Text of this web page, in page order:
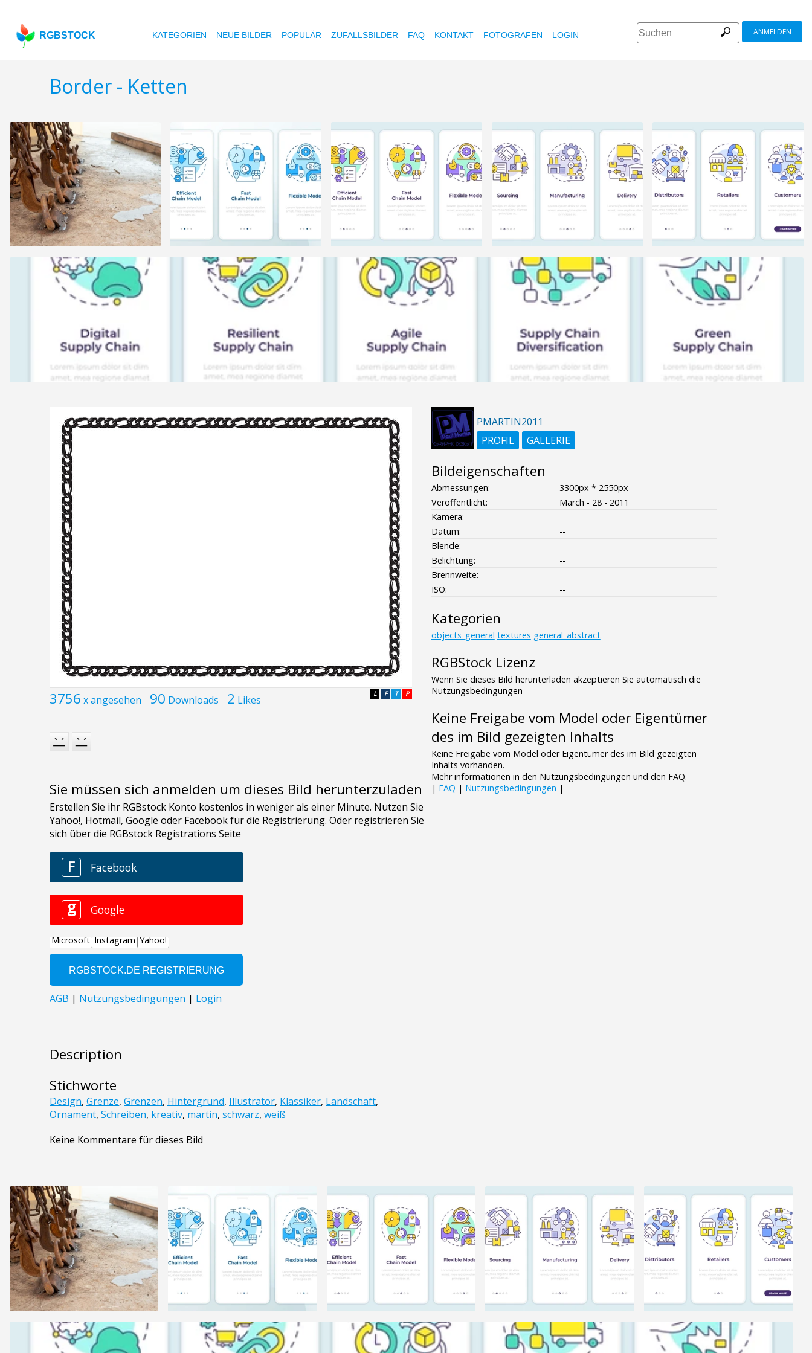
RGBSTOCK KATEGORIEN NEUE BILDER POPULÄR ZUFALLSBILDER FAQ KONTAKT FOTOGRAFEN LOGIN ANMELDEN
Border - Ketten
3756 x angesehen 90 Downloads 2 Likes P
T
F
L
Sie müssen sich anmelden um dieses Bild herunterzuladen
Description
Stichworte
Design, Grenze, Grenzen, Hintergrund, Illustrator, Klassiker, Landschaft,
Ornament, Schreiben, kreativ, martin, schwarz, weiß
Keine Kommentare für dieses Bild
PMARTIN2011
PROFIL
GALLERIE
Bildeigenschaften
Abmessungen:
3300px * 2550px
Veröffentlicht:
March - 28 - 2011
Kamera:
Datum:
--
Blende:
--
Belichtung:
--
Brennweite:
ISO:
--
Kategorien
objects_general textures general_abstract
RGBStock Lizenz
Wenn Sie dieses Bild herunterladen akzeptieren Sie automatisch die
Nutzungsbedingungen
Keine Freigabe vom Model oder Eigentümer
des im Bild gezeigten Inhalts
Keine Freigabe vom Model oder Eigentümer des im Bild gezeigten
Inhalts vorhanden.
Mehr informationen in den Nutzungsbedingungen und den FAQ.
| FAQ | Nutzungsbedingungen |